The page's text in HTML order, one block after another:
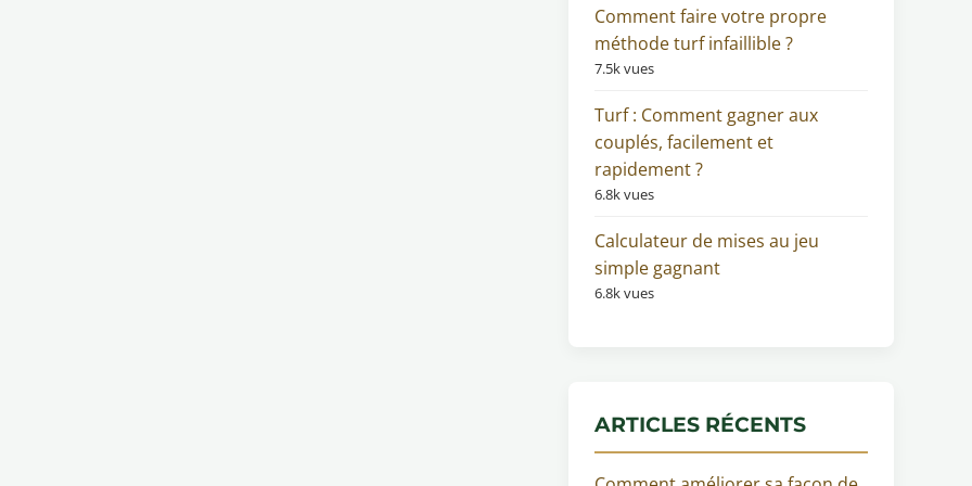
Comment faire votre propre
méthode turf infaillible ?
7.5k vues
Turf : Comment gagner aux
couplés, facilement et
rapidement ?
6.8k vues
Calculateur de mises au jeu
simple gagnant
6.8k vues
ARTICLES RÉCENTS